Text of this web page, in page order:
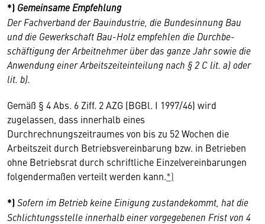
*) Gemeinsame Empfehlung
Der Fachverband der Bauindustrie, die Bundesinnung Bau
und die Gewerk­schaft Bau-Holz empfehlen die Durch­be­
schäftigung der Arbeitnehmer über das ganze Jahr sowie die
Anwendung einer Arbeitszeiteinteilung nach § 2 C lit. a) oder
lit. b).
Gemäß § 4 Abs. 6 Ziff. 2 AZG (BGBl. I 1997/46) wird
zugelassen, dass innerhalb eines
Durchrechnungszeitraumes von bis zu 52 Wochen die
Arbeitszeit durch Betriebsvereinbarung bzw. in Betrieben
ohne Betriebsrat durch schriftliche Einzelvereinbarungen
folgendermaßen verteilt werden kann.*)
*)Sofern im Betrieb keine Einigung zustandekommt, hat die
Schlichtungsstelle innerhalb einer vorgegebenen Frist von 4